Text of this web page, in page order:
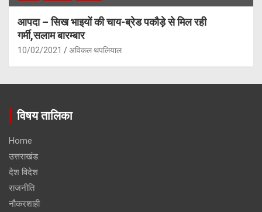
आपदा – सिख भाइयों की चाय-ब्रेड पकौड़े से मिल रही
गर्मी,सलाम बारम्बार
10/02/2021 अविकल थपलियाल
विषय तालिका
Home
उत्तराखंड
देश विदेश
राजनीति
नौकरशाही